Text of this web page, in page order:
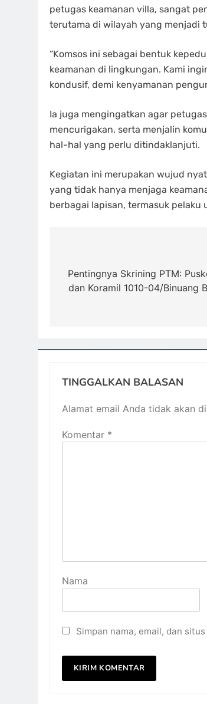
petugas keamanan villa, sangat
terutama di wilayah yang menjadi
“Komsos ini sebagai bentuk
keamanan di lingkungan. Kami
kondusif, demi kenyamanan
Ia juga mengingatkan agar
mencurigakan, serta menjalin
hal-hal yang perlu ditindaklanjuti.
Kegiatan ini merupakan wujud
yang tidak hanya menjaga
berbagai lapisan, termasuk pelaku
pos
Pentingnya Skrining PTM:
dan Koramil 1010-04/Binuang
TINGGALKAN BALASAN
Alamat email Anda tidak akan
Komentar *
Nama
Simpan nama, email, dan